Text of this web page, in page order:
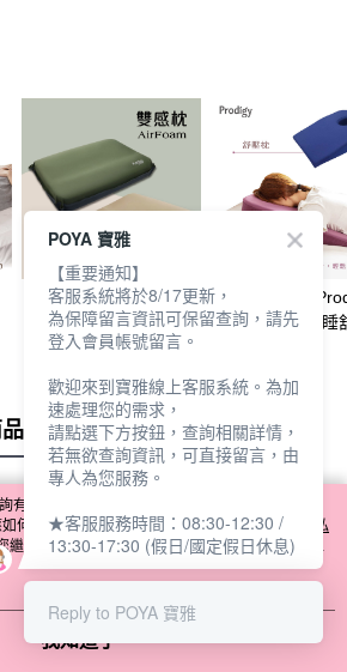
【廠商直送】Prodigy
波特鉅雙感枕-多款任
NT$630
【廠商直送】
波特鉅-按摩趴睡
全站排行
有關本網站使用 cookie 方式之詳情，及若您不希
何變更電腦的 cookie 設定，請參閱本網站「
隱私
繼續使用本網站即表示您同意本公司得按本網站使
。
我知道了
POYA 寶雅
【重要通知】
客服系統將於8/17更新，
為保障留言資訊可保留查詢，請先
登入會員帳號留言。
歡迎來到寶雅線上客服系統。為加
速處理您的需求，
請點選下方按鈕，查詢相關詳情，
若無欲查詢資訊，可直接留言，由
專人為您服務。
★客服服務時間：08:30-12:30 /
13:30-17:30 (假日/國定假日休息)
Reply to POYA 寶雅